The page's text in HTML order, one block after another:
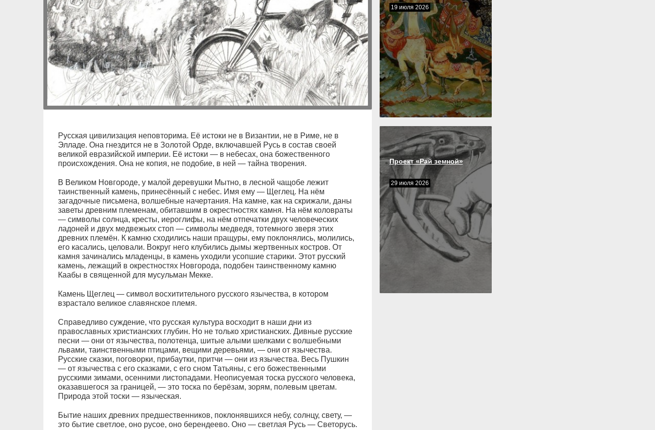
Русская цивилизация неповторима. Её истоки не в Византии, не в Риме, не в
Элладе. Она гнездится не в Золотой Орде, включавшей Русь в состав своей
великой евразийской империи. Её истоки — в небесах, она божественного
происхождения. Она не копия, не подобие, в ней — тайна творения.
В Великом Новгороде, у малой деревушки Мытно, в лесной чащобе лежит
таинственный камень, принесённый с небес. Имя ему — Щеглец. На нём
загадочные письмена, волшебные начертания. На камне, как на скрижали, даны
заветы древним племенам, обитавшим в окрестностях камня. На нём коловраты
— символы солнца, кресты, иероглифы, на нём отпечатки двух человеческих
ладоней и двух медвежьих стоп — символы медведя, тотемного зверя этих
древних племён. К камню сходились наши пращуры, ему поклонялись, молились,
его касались, целовали. Вокруг него клубились дымы жертвенных костров. От
камня зачинались младенцы, в камень уходили усопшие старики. Этот русский
камень, лежащий в окрестностях Новгорода, подобен таинственному камню
Каабы в священной для мусульман Мекке.
Камень Щеглец — символ восхитительного русского язычества, в котором
взрастало великое славянское племя.
Справедливо суждение, что русская культура восходит в наши дни из
православных христианских глубин. Но не только христианских. Дивные русские
песни — они от язычества, полотенца, шитые алыми шелками с волшебными
львами, таинственными птицами, вещими деревьями, — они от язычества.
Русские сказки, поговорки, прибаутки, притчи — они из язычества. Весь Пушкин
— от язычества с его сказками, с его сном Татьяны, с его божественными
русскими зимами, осенними листопадами. Неописуемая тоска русского человека,
оказавшегося за границей, — это тоска по берёзам, зорям, полевым цветам.
Природа этой тоски — языческая.
Бытие наших древних предшественников, поклонявшихся небу, солнцу, свету, —
это бытие светлое, оно русое, оно берендеево. Оно — светлая Русь — Светорусь.
19 июля 2026
Проект «Рай земной»
29 июля 2026